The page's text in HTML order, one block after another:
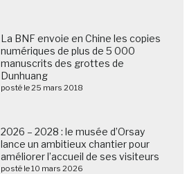
La BNF envoie en Chine les copies
numériques de plus de 5 000
manuscrits des grottes de
Dunhuang
posté le 25 mars 2018
2026 – 2028 : le musée d’Orsay
lance un ambitieux chantier pour
améliorer l’accueil de ses visiteurs
posté le 10 mars 2026